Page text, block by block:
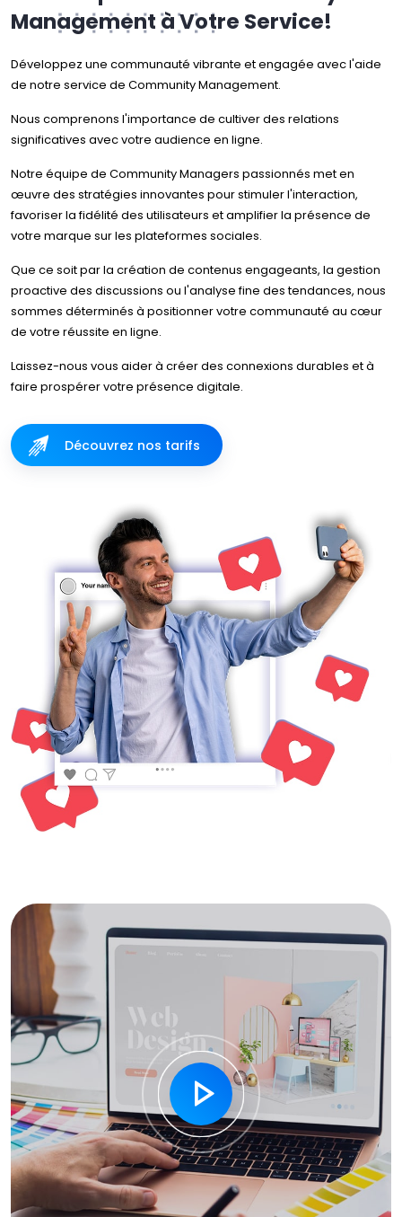
Management à Votre Service!
Développez une communauté vibrante et engagée avec l'aide
de notre service de Community Management.
Nous comprenons l'importance de cultiver des relations
significatives avec votre audience en ligne.
Notre équipe de Community Managers passionnés met en
œuvre des stratégies innovantes pour stimuler l'interaction,
favoriser la fidélité des utilisateurs et amplifier la présence de
votre marque sur les plateformes sociales.
Que ce soit par la création de contenus engageants, la gestion
proactive des discussions ou l'analyse fine des tendances, nous
sommes déterminés à positionner votre communauté au cœur
de votre réussite en ligne.
Laissez-nous vous aider à créer des connexions durables et à
faire prospérer votre présence digitale.
Découvrez nos tarifs